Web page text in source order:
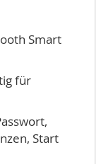
Smart
für
Start